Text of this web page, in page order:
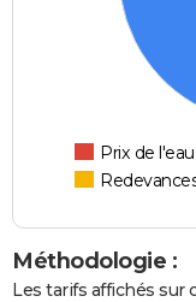
Prix de
Méthodologie :
Les tarifs affichés sur